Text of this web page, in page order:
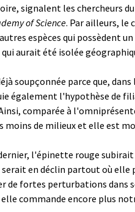
signalent les chercheurs
of Science. Par ailleurs, le
espèces qui possèdent
aurait été isolée
soupçonnée parce que,
également l'hypothèse de
comparée à
moins de milieux et elle est
l'épinette rouge
en déclin partout où
de fortes perturbations
commande encore plus